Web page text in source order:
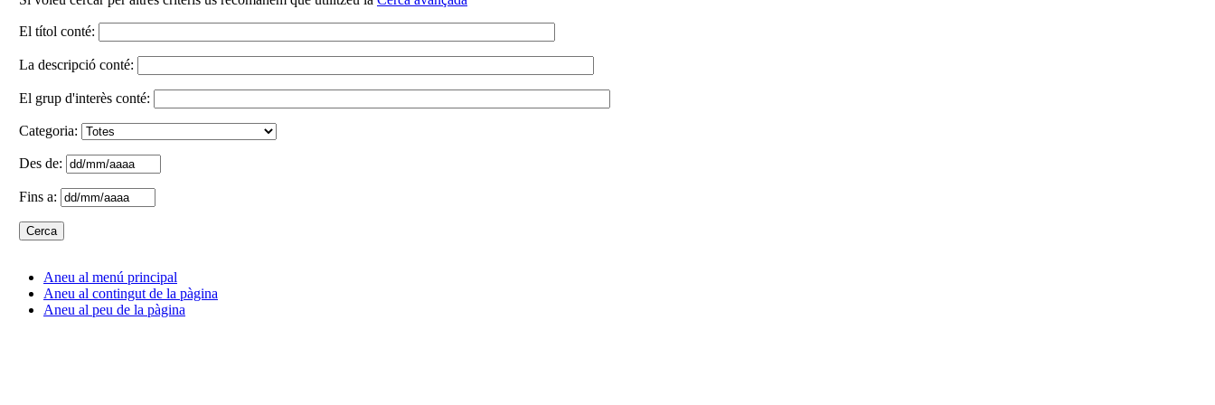
El títol conté:
La descripció conté:
El grup d'interès conté:
Categoria:
Des de:
Fins a:
Aneu al menú principal
Aneu al contingut de la pàgina
Aneu al peu de la pàgina